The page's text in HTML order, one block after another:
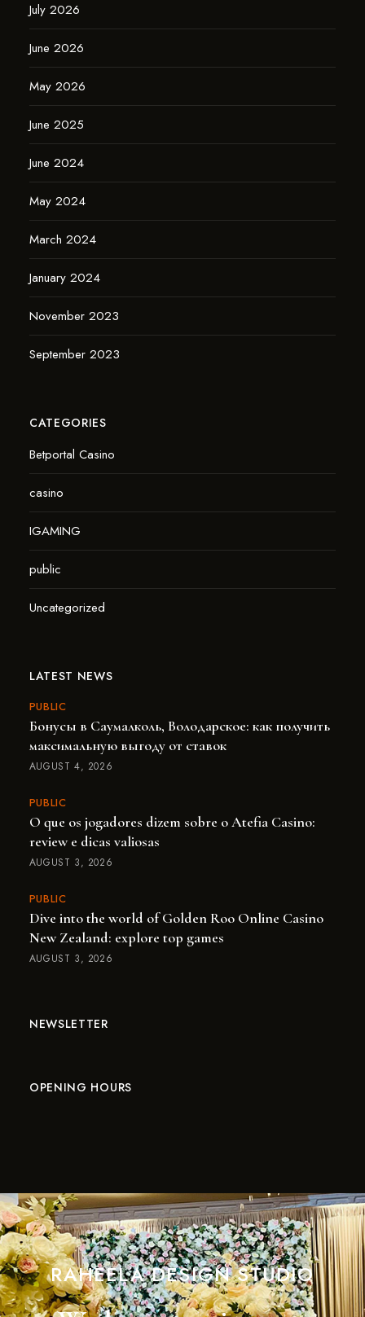
July 2026
June 2026
May 2026
June 2025
June 2024
May 2024
March 2024
January 2024
November 2023
September 2023
CATEGORIES
Betportal Casino
casino
IGAMING
public
Uncategorized
LATEST NEWS
PUBLIC
Бонусы в Саумалколь, Володарское: как получить
максимальную выгоду от ставок
AUGUST 4, 2026
PUBLIC
O que os jogadores dizem sobre o Atefia Casino:
review e dicas valiosas
AUGUST 3, 2026
PUBLIC
Dive into the world of Golden Roo Online Casino
New Zealand: explore top games
AUGUST 3, 2026
NEWSLETTER
OPENING HOURS
RAHEELA DESIGN STUDIO